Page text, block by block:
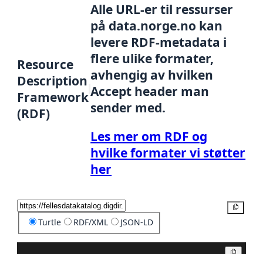
Resource
Description
Framework
(RDF)
Alle URL-er til ressurser
på data.norge.no kan
levere RDF-metadata i
flere ulike formater,
avhengig av hvilken
Accept header man
sender med.
Les mer om RDF og
hvilke formater vi støtter
her
Turtle RDF/XML JSON-LD